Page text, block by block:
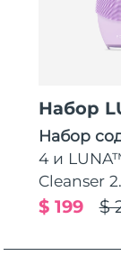
Набор
Набор
4 и
Cleanser
$
$ 199